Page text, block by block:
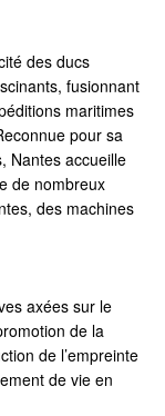
des ducs
fusionnant
maritimes
pour sa
Nantes accueille
de nombreux
des machines
axées sur le
de la
de l’empreinte
de vie en